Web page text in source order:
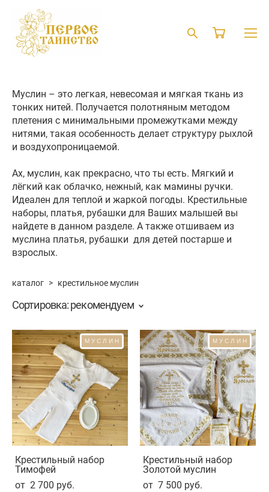
Муслин – это легкая, невесомая и мягкая ткань из
тонких нитей. Получается полотняным методом
плетения с минимальными промежутками между
нитями, такая особенность делает структуру рыхлой
и воздухопроницаемой.
Ах, муслин, как прекрасно, что ты есть. Мягкий и
лёгкий как облачко, нежный, как мамины ручки.
Идеален для теплой и жаркой погоды. Крестильные
наборы, платья, рубашки для Ваших малышей вы
найдете в данном разделе. А также отшиваем из
муслина платья, рубашки для детей постарше и
взрослых.
каталог > крестильное муслин
Сортировка:рекомендуем
МУСЛИН
Крестильный набор
Тимофей
от 2 700 pуб.
МУСЛИН
Крестильный набор
Золотой муслин
от 7 500 pуб.